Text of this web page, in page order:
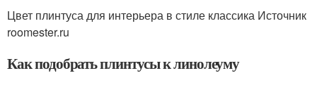
Цвет плинтуса для интерьера в стиле классика Источник
roomester.ru
Как подобрать плинтусы к линолеуму